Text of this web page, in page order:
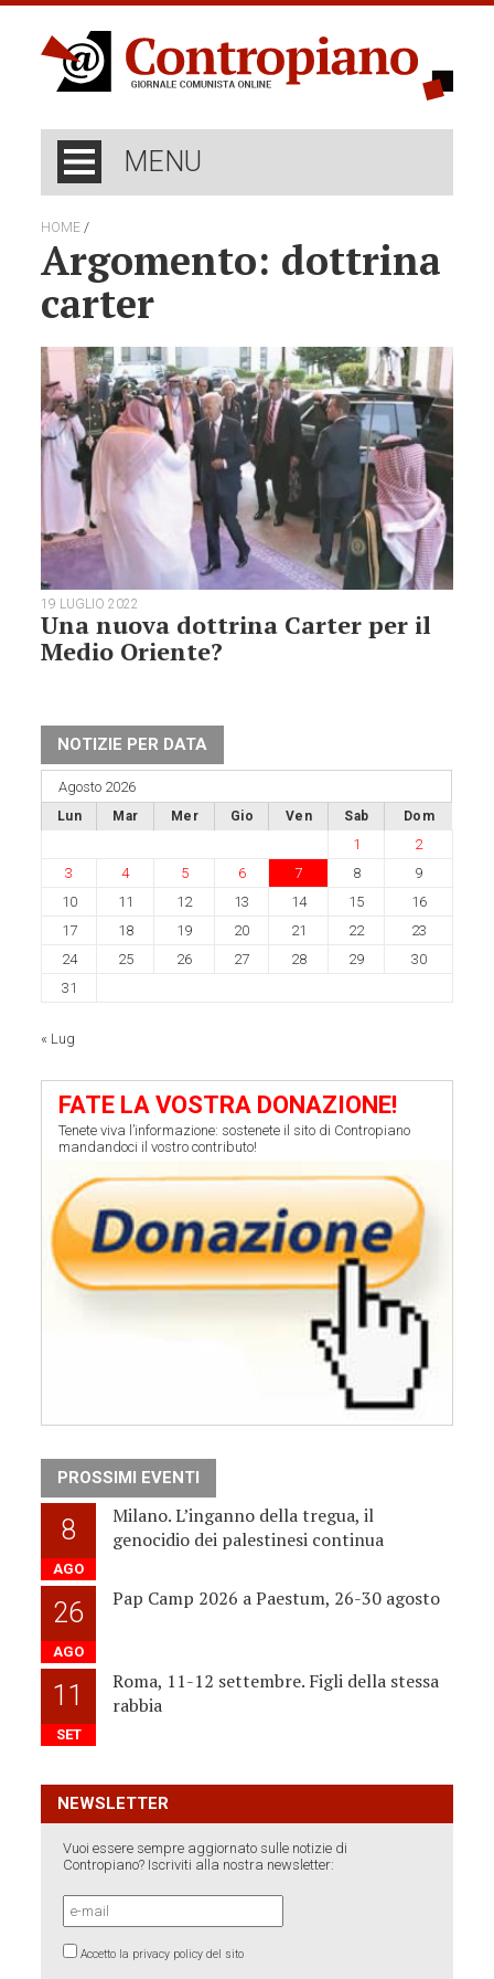
MENU
HOME /
Argomento: dottrina
carter
19 LUGLIO 2022
Una nuova dottrina Carter per il
Medio Oriente?
NOTIZIE PER DATA
Agosto 2026
Lun Mar Mer Gio Ven Sab Dom
1
2
3
4 5 6 7 8
9
10
11 12 13 14 15
16
17
18 19 20 21 22
23
24
25 26 27 28 29
30
31
« Lug
FATE LA VOSTRA DONAZIONE!
Tenete viva l’informazione: sostenete il sito di Contropiano
mandandoci il vostro contributo!
PROSSIMI EVENTI
8
AGO
Milano. L’inganno della tregua, il
genocidio dei palestinesi continua
26
AGO
Pap Camp 2026 a Paestum, 26-30 agosto
11
SET
Roma, 11-12 settembre. Figli della stessa
rabbia
NEWSLETTER
Vuoi essere sempre aggiornato sulle notizie di
Contropiano? Iscriviti alla nostra newsletter:
Accetto la privacy policy del sito